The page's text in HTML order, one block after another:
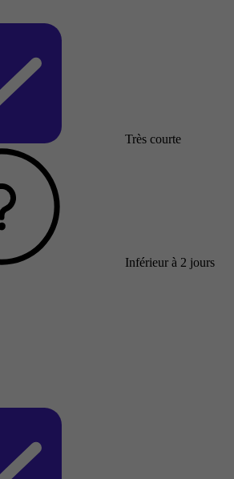
Très courte
Inférieur à 2 jours